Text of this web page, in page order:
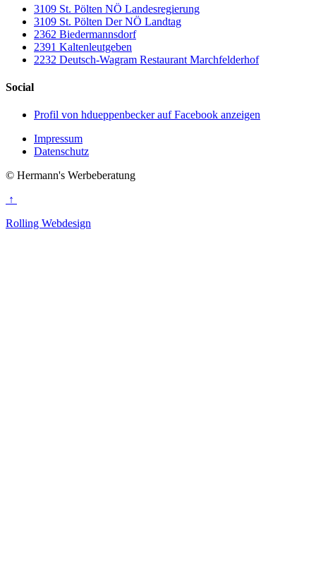
3109 St. Pölten NÖ Landesregierung
3109 St. Pölten Der NÖ Landtag
2362 Biedermannsdorf
2391 Kaltenleutgeben
2232 Deutsch-Wagram Restaurant Marchfelderhof
Social
Profil von hdueppenbecker auf Facebook anzeigen
Impressum
Datenschutz
© Hermann's Werbeberatung
↑
Rolling Webdesign